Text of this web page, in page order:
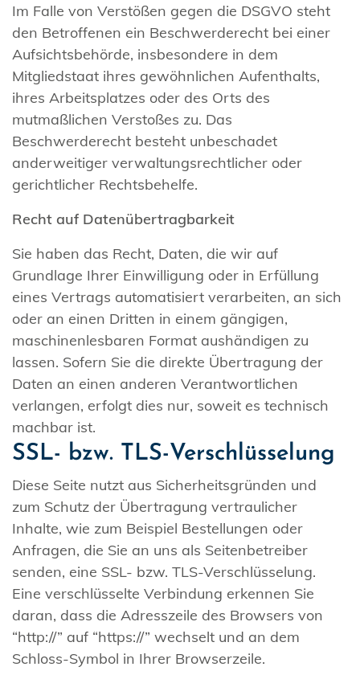
Im Falle von Verstößen gegen die DSGVO steht
den Betroffenen ein Beschwerderecht bei einer
Aufsichtsbehörde, insbesondere in dem
Mitgliedstaat ihres gewöhnlichen Aufenthalts,
ihres Arbeitsplatzes oder des Orts des
mutmaßlichen Verstoßes zu. Das
Beschwerderecht besteht unbeschadet
anderweitiger verwaltungsrechtlicher oder
gerichtlicher Rechtsbehelfe.
Recht auf Datenübertragbarkeit
Sie haben das Recht, Daten, die wir auf
Grundlage Ihrer Einwilligung oder in Erfüllung
eines Vertrags automatisiert verarbeiten, an sich
oder an einen Dritten in einem gängigen,
maschinenlesbaren Format aushändigen zu
lassen. Sofern Sie die direkte Übertragung der
Daten an einen anderen Verantwortlichen
verlangen, erfolgt dies nur, soweit es technisch
machbar ist.
SSL- bzw. TLS-Verschlüsselung
Diese Seite nutzt aus Sicherheitsgründen und
zum Schutz der Übertragung vertraulicher
Inhalte, wie zum Beispiel Bestellungen oder
Anfragen, die Sie an uns als Seitenbetreiber
senden, eine SSL- bzw. TLS-Verschlüsselung.
Eine verschlüsselte Verbindung erkennen Sie
daran, dass die Adresszeile des Browsers von
“http://” auf “https://” wechselt und an dem
Schloss-Symbol in Ihrer Browserzeile.